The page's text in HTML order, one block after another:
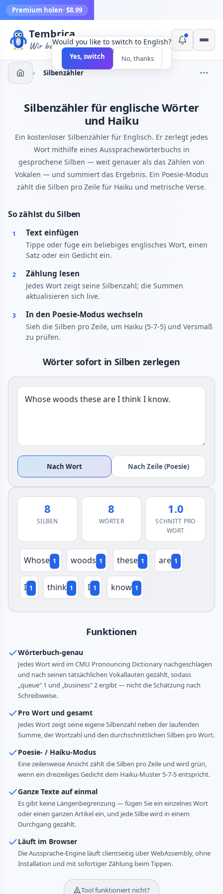
Premium holen· $8.99
Tembrica
Wir bauen Werkzeuge
› Silbenzähler
Silbenzähler für englische Wörter
und Haiku
Ein kostenloser Silbenzähler für Englisch. Er zerlegt jedes
Wort mithilfe eines Aussprachewörterbuchs in
gesprochene Silben — weit genauer als das Zählen von
Vokalen — und summiert das Ergebnis. Ein Poesie-Modus
zählt die Silben pro Zeile für Haiku und metrische Verse.
So zählst du Silben
1 Text einfügen
Tippe oder füge ein beliebiges englisches Wort, einen
Satz oder ein Gedicht ein.
2 Zählung lesen
Jedes Wort zeigt seine Silbenzahl; die Summen
aktualisieren sich live.
3 In den Poesie-Modus wechseln
Sieh die Silben pro Zeile, um Haiku (5-7-5) und Versmaß
zu prüfen.
Wörter sofort in Silben zerlegen
Nach Wort Nach Zeile (Poesie)
8
SILBEN
8
WÖRTER
1.0
SCHNITT PRO
WORT
Whose 1 woods 1 these 1 are 1
I 1 think 1 I 1 know 1
Funktionen
Wörterbuch-genau
Jedes Wort wird im CMU Pronouncing Dictionary nachgeschlagen
und nach seinen tatsächlichen Vokallauten gezählt, sodass
„queue" 1 und „business" 2 ergibt — nicht die Schätzung nach
Schreibweise.
Pro Wort und gesamt
Jedes Wort zeigt seine eigene Silbenzahl neben der laufenden
Summe, der Wortzahl und den durchschnittlichen Silben pro Wort.
Poesie- / Haiku-Modus
Eine zeilenweise Ansicht zählt die Silben pro Zeile und wird grün,
wenn ein dreizeiliges Gedicht dem Haiku-Muster 5-7-5 entspricht.
Ganze Texte auf einmal
Es gibt keine Längenbegrenzung — fügen Sie ein einzelnes Wort
oder einen ganzen Artikel ein, und jede Silbe wird in einem
Durchgang gezählt.
Läuft im Browser
Die Aussprache-Engine läuft clientseitig über WebAssembly, ohne
Installation und mit sofortiger Zählung beim Tippen.
Tool funktioniert nicht?
×
Would you like to switch to English?
Yes, switch No, thanks